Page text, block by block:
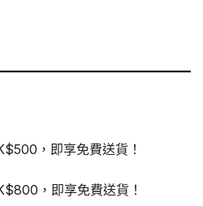
數
，即享免費送貨！
，即享免費送貨！